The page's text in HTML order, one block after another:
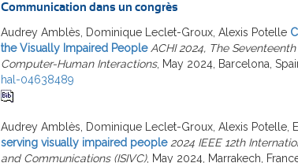
Communication dans un congrès
Audrey Amblès, Dominique Leclet-Groux, Alexis Potelle
the Visually Impaired People ACHI 2024, The
Computer-Human Interactions, May 2024, Barcelona,
hal-04638489
Audrey Amblès, Dominique Leclet-Groux, Alexis Potelle,
serving visually impaired people 2024 IEEE 12th
and Communications (ISIVC), May 2024, Marrakech,